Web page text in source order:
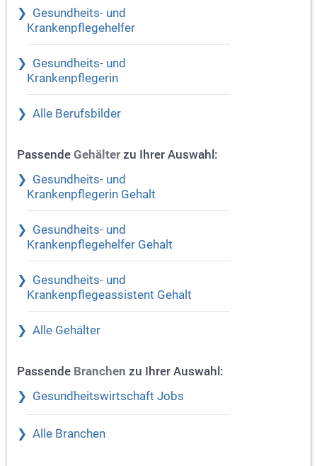
Gesundheits- und
Krankenpflegehelfer
Gesundheits- und
Krankenpflegerin
Alle Berufsbilder
Passende Gehälter zu Ihrer Auswahl:
Gesundheits- und
Krankenpflegerin Gehalt
Gesundheits- und
Krankenpflegehelfer Gehalt
Gesundheits- und
Krankenpflegeassistent Gehalt
Alle Gehälter
Passende Branchen zu Ihrer Auswahl:
Gesundheitswirtschaft Jobs
Alle Branchen